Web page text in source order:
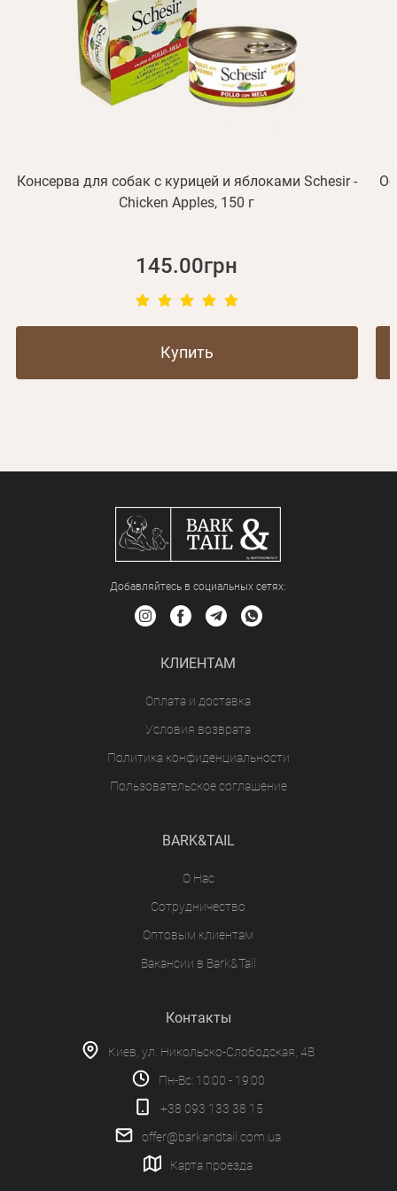
Консерва для собак с курицей и яблоками Schesir -
Chicken Apples, 150 г
145.00грн
Купить
Добавляйтесь в социальных сетяx:
КЛИЕНТАМ
Оплата и доставка
Условия возврата
Политика конфиденциальности
Пользовательское соглашение
BARK&TAIL
О Нас
Сотрудничество
Оптовым клиентам
Вакансии в Bark&Tail
Контакты
Киев, ул. Никольско-Слободская, 4В
Пн-Вс: 10:00 - 19:00
+38 093 133 38 15
offer@barkandtail.com.ua
Карта проезда
Отправить
Регистрация
или с помощью
Получать уведомления о новинках,скидках, акциях
Отправить
Вспомнили пароль?
Не пришло письмо?Повторить отправку
ваша учетная запись не подтверждена